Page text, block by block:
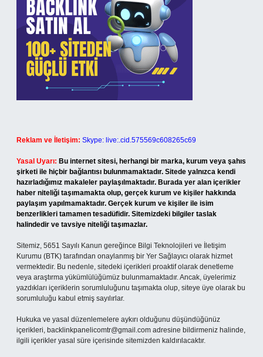
Reklam ve İletişim: Skype: live:.cid.575569c608265c69
Yasal Uyarı: Bu internet sitesi, herhangi bir marka, kurum veya şahıs
şirketi ile hiçbir bağlantısı bulunmamaktadır. Sitede yalnızca kendi
hazırladığımız makaleler paylaşılmaktadır. Burada yer alan içerikler
haber niteliği taşımamakta olup, gerçek kurum ve kişiler hakkında
paylaşım yapılmamaktadır. Gerçek kurum ve kişiler ile isim
benzerlikleri tamamen tesadüfidir. Sitemizdeki bilgiler taslak
halindedir ve tavsiye niteliği taşımazlar.
Sitemiz, 5651 Sayılı Kanun gereğince Bilgi Teknolojileri ve İletişim
Kurumu (BTK) tarafından onaylanmış bir Yer Sağlayıcı olarak hizmet
vermektedir. Bu nedenle, sitedeki içerikleri proaktif olarak denetleme
veya araştırma yükümlülüğümüz bulunmamaktadır. Ancak, üyelerimiz
yazdıkları içeriklerin sorumluluğunu taşımakta olup, siteye üye olarak bu
sorumluluğu kabul etmiş sayılırlar.
Hukuka ve yasal düzenlemelere aykırı olduğunu düşündüğünüz
içerikleri, backlinkpanelicomtr@gmail.com adresine bildirmeniz halinde,
ilgili içerikler yasal süre içerisinde sitemizden kaldırılacaktır.